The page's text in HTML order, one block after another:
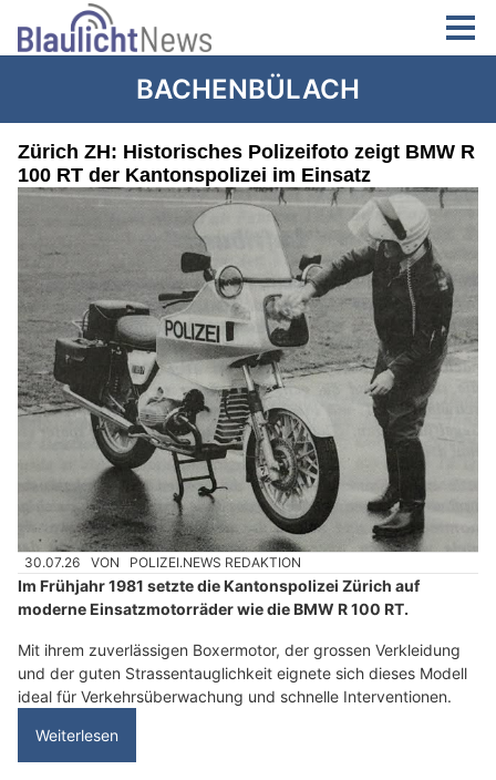
BACHENBÜLACH
Zürich ZH: Historisches Polizeifoto zeigt BMW R
100 RT der Kantonspolizei im Einsatz
30.07.26 VON POLIZEI.NEWS REDAKTION
Im Frühjahr 1981 setzte die Kantonspolizei Zürich auf
moderne Einsatzmotorräder wie die BMW R 100 RT.
Mit ihrem zuverlässigen Boxermotor, der grossen Verkleidung
und der guten Strassentauglichkeit eignete sich dieses Modell
ideal für Verkehrsüberwachung und schnelle Interventionen.
Weiterlesen